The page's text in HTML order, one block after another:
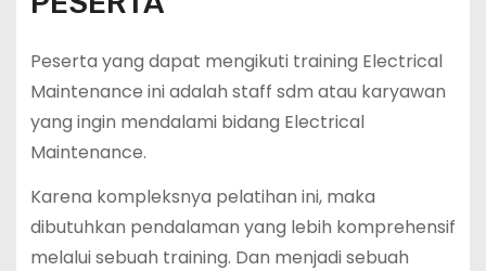
Peserta yang dapat mengikuti training Electrical
Maintenance ini adalah staff sdm atau karyawan
yang ingin mendalami bidang Electrical
Maintenance.
Karena kompleksnya pelatihan ini, maka
dibutuhkan pendalaman yang lebih komprehensif
melalui sebuah training. Dan menjadi sebuah